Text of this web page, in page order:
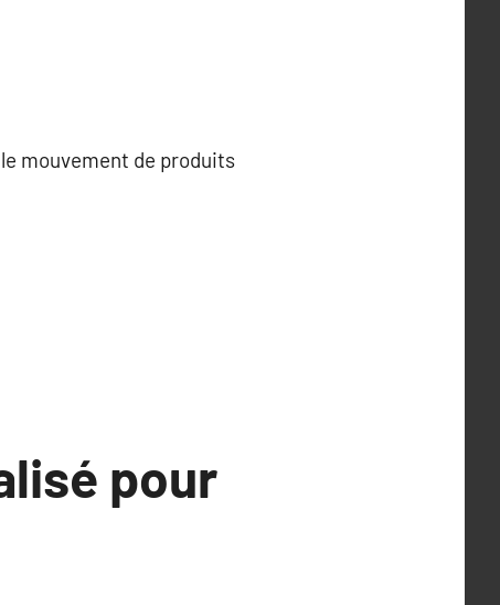
mouvement de produits
pour